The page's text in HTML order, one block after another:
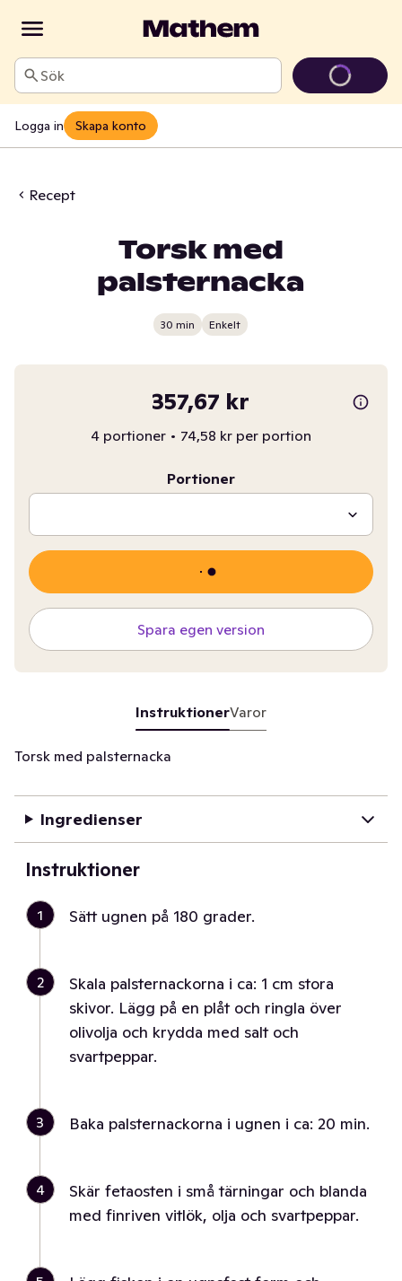
Sök
Logga in Skapa konto
Recept
Torsk med
palsternacka
30 min Enkelt
357,67 kr
4 portioner • 74,58 kr per portion
Portioner
Spara egen version
InstruktionerVaror
Torsk med palsternacka
Ingredienser
Instruktioner
1 Sätt ugnen på 180 grader.
2
Skala palsternackorna i ca: 1 cm stora
skivor. Lägg på en plåt och ringla över
olivolja och krydda med salt och
svartpeppar.
3 Baka palsternackorna i ugnen i ca: 20 min.
4
Skär fetaosten i små tärningar och blanda
med finriven vitlök, olja och svartpeppar.